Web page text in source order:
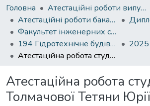
Головна
Атестаційні роботи випускників
Атестаційні роботи бакалаврів
Факультет інженерних систем та екології
194 Гідротехнічне будівництво, водна інженерія та водні технології. Водогосподарське будівництво і управління водними ресурсами та системами
2025
Атестаційна робота студентки Толмачової Тетяни Юріївни
Атестаційна робота
Толмачової Тетяни